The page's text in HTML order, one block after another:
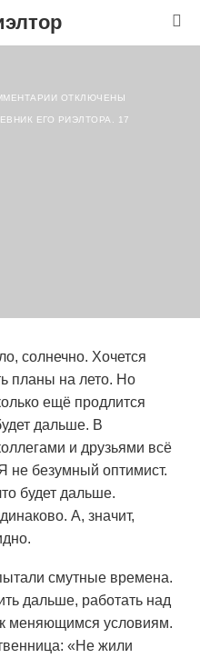
ОТКЛЮЧЕНЫ
ЕГО РИЭЛТОРА. 17
солнечно. Хочется
планы на лето. Но
ещё продлится
дальше. В
и друзьями всё
не безумный оптимист.
будет дальше.
А, значит,
смутные времена.
дальше, работать над
меняющимся условиям.
«Не жили